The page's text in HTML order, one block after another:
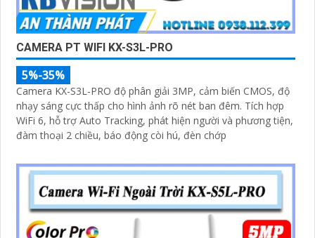
CAMERA PT WIFI KX-S3L-PRO
5%-35%
Camera KX-S3L-PRO độ phân giải 3MP, cảm biến CMOS, độ
nhạy sáng cực thấp cho hình ảnh rõ nét ban đêm. Tích hợp
WiFi 6, hỗ trợ Auto Tracking, phát hiện người và phương tiện,
đàm thoại 2 chiều, báo động còi hú, đèn chớp